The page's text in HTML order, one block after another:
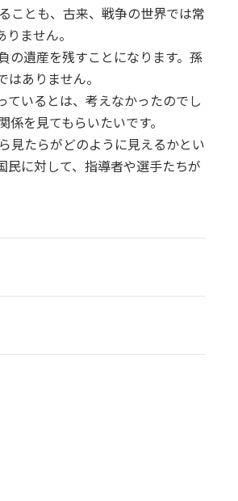
ことも、古来、戦争の世界では常
ません。
の遺産を残すことになります。孫
ありません。
ているとは、考えなかったのでし
を見てもらいたいです。
見たらがどのように見えるかとい
民に対して、指導者や選手たちが